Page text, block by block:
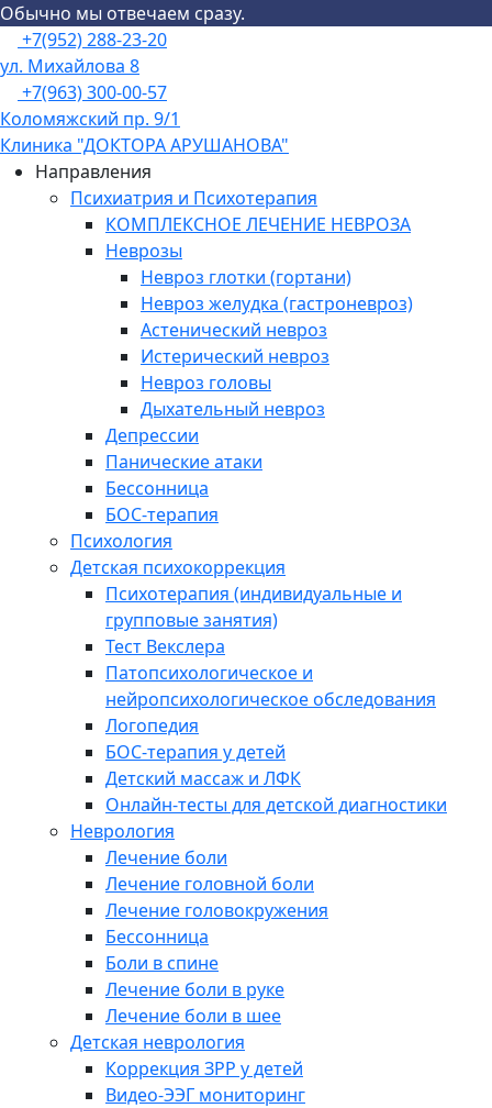
Обычно мы отвечаем сразу.
Skip
to
content
Menu+7(952) 288-23-20
ул. Михайлова 8
+7(963) 300-00-57
Коломяжский пр. 9/1
Клиника "ДОКТОРА АРУШАНОВА"
Направления
Психиатрия и Психотерапия
КОМПЛЕКСНОЕ ЛЕЧЕНИЕ НЕВРОЗА
Неврозы
Невроз глотки (гортани)
Невроз желудка (гастроневроз)
Астенический невроз
Истерический невроз
Невроз головы
Дыхательный невроз
Депрессии
Панические атаки
Бессонница
БОС-терапия
Психология
Детская психокоррекция
Психотерапия (индивидуальные и
групповые занятия)
Тест Векслера
Патопсихологическое и
нейропсихологическое обследования
Логопедия
БОС-терапия у детей
Детский массаж и ЛФК
Онлайн-тесты для детской диагностики
Неврология
Лечение боли
Лечение головной боли
Лечение головокружения
Бессонница
Боли в спине
Лечение боли в руке
Лечение боли в шее
Детская неврология
Коррекция ЗРР у детей
Видео-ЭЭГ мониторинг